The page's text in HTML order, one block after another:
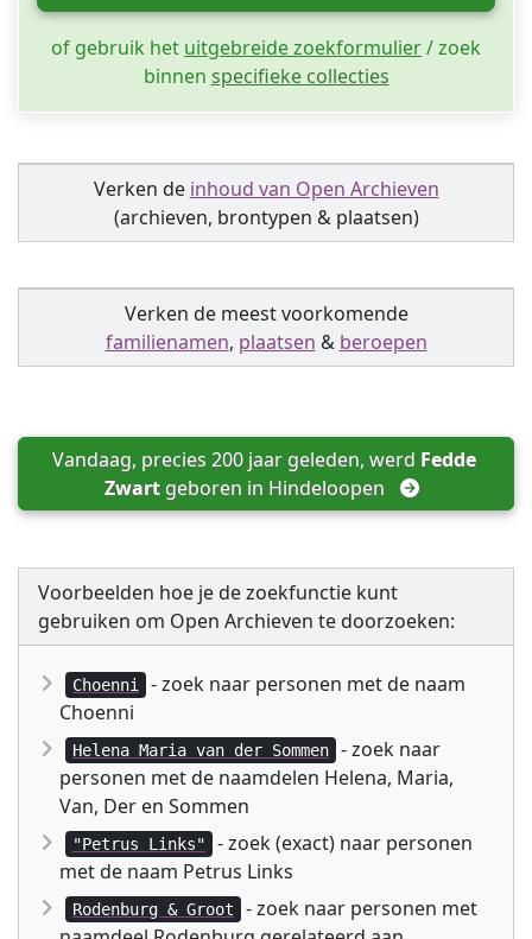
of gebruik het uitgebreide zoekformulier/ zoek
binnen specifieke collecties
Verken de inhoud van Open Archieven
(archieven, brontypen & plaatsen)
Verken de meest voorkomende
familienamen, plaatsen & beroepen
Vandaag, precies 200 jaar geleden, werd Fedde
Zwart geboren in Hindeloopen
Voorbeelden hoe je de zoekfunctie kunt
gebruiken om Open Archieven te doorzoeken:
Choenni
- zoek naar personen met de naam
Choenni
Helena Maria van der Sommen
- zoek naar
personen met de naamdelen Helena, Maria,
Van, Der en Sommen
"Petrus Links"
- zoek (exact) naar personen
met de naam Petrus Links
Rodenburg & Groot
- zoek naar personen met